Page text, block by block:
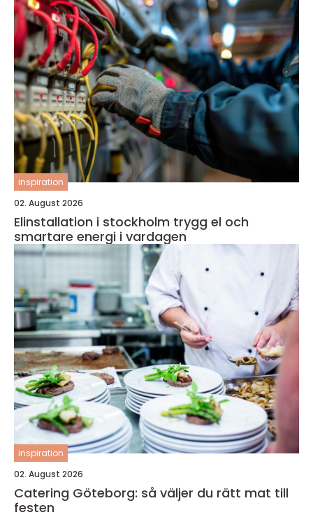
inspiration
02. August 2026
Elinstallation i stockholm trygg el och
smartare energi i vardagen
inspiration
02. August 2026
Catering Göteborg: så väljer du rätt mat till
festen